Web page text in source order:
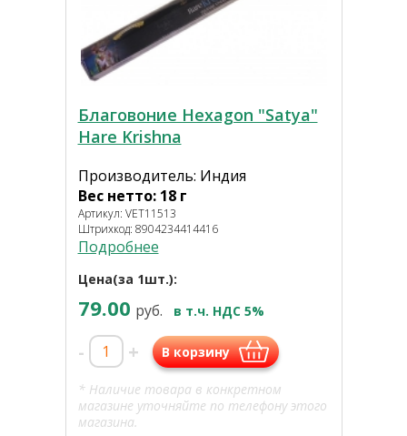
Благовоние Hexagon "Satya"
Hare Krishna
Производитель: Индия
Вес нетто: 18 г
Артикул: VET11513
Штрихкод: 8904234414416
Подробнее
Цена(за 1шт.):
79.00 руб. в т.ч. НДС 5%
- + В корзину
* Наличие товара в конкретном
магазине уточняйте по телефону этого
магазина.